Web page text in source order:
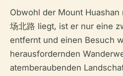
Obwohl der Mount
场北路 liegt, ist er nur eine
entfernt und einen Besuch
herausfordernden
atemberaubenden